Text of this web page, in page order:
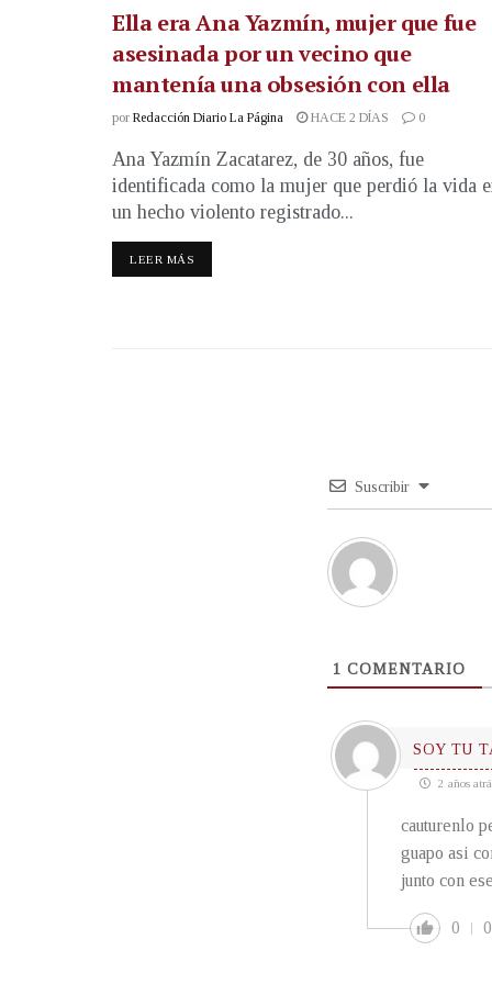
Ella era Ana Yazmín, mujer que fue
asesinada por un vecino que
mantenía una obsesión con ella
por Redacción Diario La Página HACE 2 DÍAS 0
Ana Yazmín Zacatarez, de 30 años, fue
identificada como la mujer que perdió la vida
un hecho violento registrado...
LEER MÁS
Suscribir
1 COMENTARIO
SOY TU
2 años
cauturenlo
guapo asi
junto con
0 0